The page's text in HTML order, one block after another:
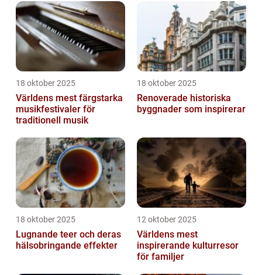
18 oktober 2025
Världens mest färgstarka
musikfestivaler för
traditionell musik
18 oktober 2025
Renoverade historiska
byggnader som inspirerar
18 oktober 2025
Lugnande teer och deras
hälsobringande effekter
12 oktober 2025
Världens mest
inspirerande kulturresor
för familjer